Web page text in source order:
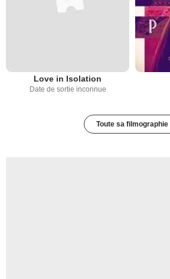
Love in Isolation
Date de sortie inconnue
Toute sa filmographie